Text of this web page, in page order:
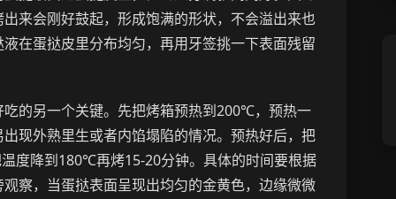
来会刚好鼓起，形成饱满的形状，不会溢出来也
在蛋挞皮里分布均匀，再用牙签挑一下表面残留
的另一个关键。先把烤箱预热到200℃，预热一
现外熟里生或者内馅塌陷的情况。预热好后，把
度降到180℃再烤15-20分钟。具体的时间要根据
察，当蛋挞表面呈现出均匀的金黄色，边缘微微